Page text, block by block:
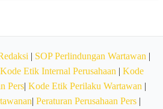
| SOP Perlindungan Wartawan |
Kode Etik Internal Perusahaan | Kode
Pers| Kode Etik Perilaku Wartawan |
| Peraturan Perusahaan Pers|